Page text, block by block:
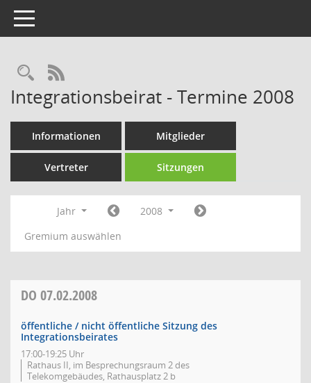
Toggle navigation
Rechercheauswahl
RSS-Feed
Integrationsbeirat - Termine 2008
Informationen Mitglieder
Vertreter Sitzungen
Jahr
2008
Gremium auswählen
DO 07.02.2008
öffentliche / nicht öffentliche Sitzung des
Integrationsbeirates
17:00-19:25 Uhr
Rathaus II, im Besprechungsraum 2 des
Telekomgebäudes, Rathausplatz 2 b